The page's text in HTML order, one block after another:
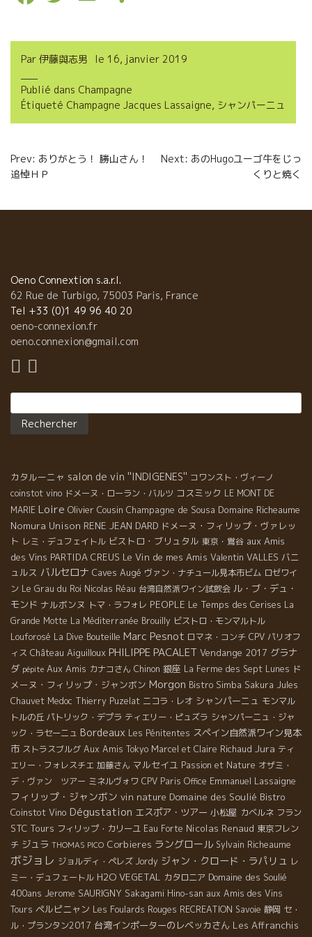
c
b
o
k
i
t
e
a
l
r
a
g
Par 伊藤與志男 le 16, janvier 2019
Publié dans Champagne
Étiqueté Champagne Jacques Lassaigne, シャンパーニュ
Navigation
de
l’article
Prev: ありがとう！ 勝山さん！
追悼ＨＰ
Next: あのHugoユーゴ牛をじっ
くりと焼く
Oeno Connextion s.a.r.l.
62 Rue de Turbigo, 75003 Paris, France
Tel +33 (0)1 49 96 40 20
oeno-connexion.fr
oeno.connexion@gmail.com
カタルーニャ salon de vin ''INDIGENES'' コワンスト・ヴィーノ
coinstot vino ドメーヌ・ローラン・バルツ コスミック LE MONT DE
MARIE Loire Olivier Cousin Champagne de Sousa Domaine Richeaume
Nomura Unison RENE JEAN DARD ドメーヌ・フィリップ・ヴァレッ
ト レミ・デュフェイトル ビストロ・ブリュタル 東京・鴬谷 aux Amis
des Vins PARTIDA CREUS Le Vin de mes Amis Valentin VALLES バニ
ュルス バルセロナ Caves Augé ヴァン・ナチュール見本市ビム ロゼワイ
ン Le Grau du Roi Nicolas Réau 台湾自然派ワイン試飲会 ル・ブ・デュ・
モンド ナルボンヌ トマ・ラフォレ PEOPLE Le Temps des Cerises La
Grande Motte La Méditerranée Brouilly ビストロ・モンマルトル
Louforosé La Dive Bouteille Marc Pesnot ロマネ・コンチ CPV パリオフ
ィス Château Aiguilloux PHILIPPE PACALET Vendange 2017 グラナ
ダ pépite Aux Amis カナコさん Chinon 銀座 La Ferme des Sept Lunes ド
メーヌ・フィリップ・ジャンボン Morgon Bistro Simba Sakura Jules
Chauvet Medoc Thierry Puzelat ニコラ・レオ シャンパーニュ モンマル
トルの丘 パトリック・デプラ ティエリー・ピュズラ シャンパーニュ・ジャ
ック・ラセーニュ Bordeaux Les Pénitentes スペイン自然派ワイン見本
市 ストラスブルグ Aux Amis Tokyo Marcel et Claire Richaud Jura ティ
エリー・フォレスチエ 加藤さん マルセイユ Passion et Nature オザミ・
デ・ヴァン ツアー ミネルヴォワ CPV Paris Office Emmanuel Lassaigne
フィリップ・ジャンボン vin nature Domaine des Soulié Bistro
Coinstot Vino Dégustation エスポア・ツアー 小松屋 カベルネ フラン
STC Tours フィリップ・カリーユ Eau Forte Nicolas Renaud 東京フレン
チ ジュラ THOMAS PICO Corbieres ラングロール Sylvain Richeaume
ボジョレ ジョルディ・ペレズ Jordy ジャン・クロード・ラパリュ レ
ミー・デュフェートル H2O VEGETAL カタロニア Domaine des Soulié
400ans Jerome SAURIGNY Sakagami Hino-san aux Amis des Vins
Tours ペルピニャン Les Foulards Rouges RECREATION Savoie 静岡 セ・
ル・プランタン2017 台湾インポーターのレベッカさん Les Affranchis